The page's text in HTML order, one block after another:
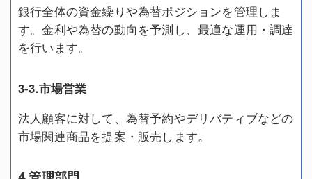
銀行全体の資金繰りや為替ポジションを管理しま
す。金利や為替の動向を予測し、最適な運用・調達
を行います。
3-3.市場営業
法人顧客に対して、為替予約やデリバティブなどの
市場関連商品を提案・販売します。